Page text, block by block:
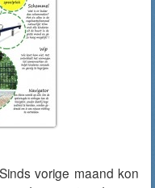
vorige maand kon